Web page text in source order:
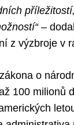
–
z výzbroje v
o
100 milionů